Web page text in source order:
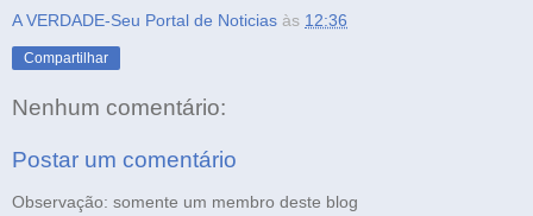
A VERDADE-Seu Portal de Noticias às 12:36
Compartilhar
Nenhum comentário:
Postar um comentário
Observação: somente um membro deste blog